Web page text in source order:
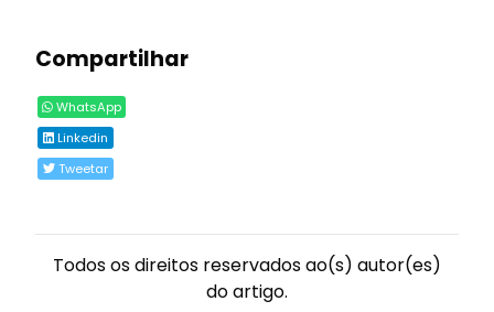
Compartilhar
WhatsApp
Linkedin
Tweetar
Todos os direitos reservados ao(s) autor(es)
do artigo.